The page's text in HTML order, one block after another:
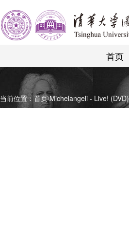
首页
当前位置： 首页\Michelangeli - Live! (DVD)